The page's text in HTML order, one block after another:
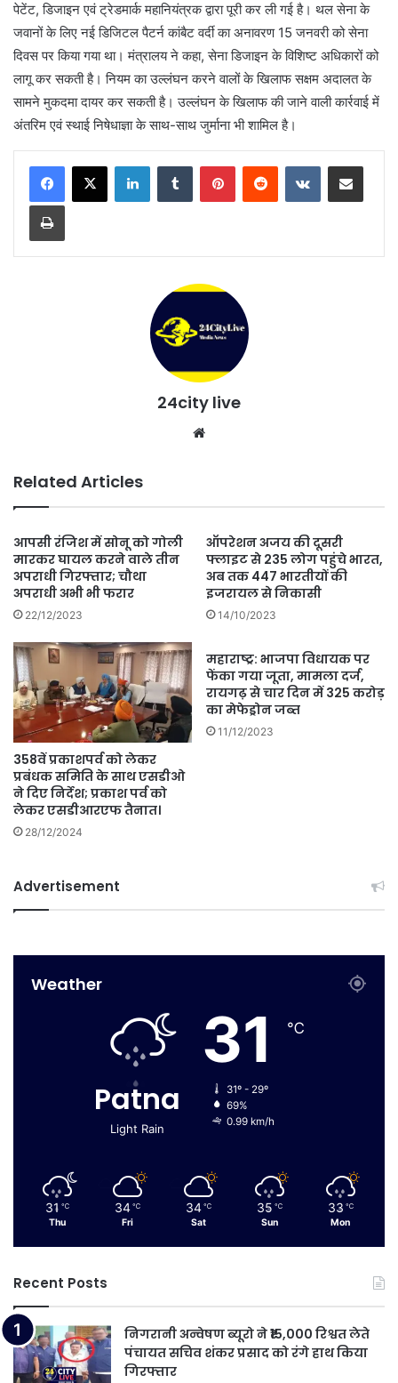
पेटेंट, डिजाइन एवं ट्रेडमार्क महानियंत्रक द्वारा पूरी कर ली गई है। थल सेना के
जवानों के लिए नई डिजिटल पैटर्न कांबैट वर्दी का अनावरण 15 जनवरी को सेना
दिवस पर किया गया था। मंत्रालय ने कहा, सेना डिजाइन के विशिष्ट अधिकारों को
लागू कर सकती है। नियम का उल्लंघन करने वालों के खिलाफ सक्षम अदालत के
सामने मुकदमा दायर कर सकती है। उल्लंघन के खिलाफ की जाने वाली कार्रवाई में
अंतरिम एवं स्थाई निषेधाज्ञा के साथ-साथ जुर्माना भी शामिल है।
LinkedInTumblr PinterestReddit VKontakteShare via Email
Print
24city live
Related Articles
आपसी रंजिश में सोनू को गोली
मारकर घायल करने वाले तीन
अपराधी गिरफ्तार; चौथा
अपराधी अभी भी फरार
22/12/2023
ऑपरेशन अजय की दूसरी
फ्लाइट से 235 लोग पहुंचे भारत,
अब तक 447 भारतीयों की
इजरायल से निकासी
14/10/2023
358वें प्रकाशपर्व को लेकर
प्रबंधक समिति के साथ एसडीओ
ने दिए निर्देश; प्रकाश पर्व को
लेकर एसडीआरएफ तैनात।
28/12/2024
महाराष्ट्र: भाजपा विधायक पर
फेंका गया जूता, मामला दर्ज,
रायगढ़ से चार दिन में 325 करोड़
का मेफेड्रोन जब्त
11/12/2023
Advertisement
Weather
Patna
Light Rain
31 ℃
31º - 29º
69%
0.99 km/h
31 ℃
Thu
34 ℃
Fri
34 ℃
Sat
35 ℃
Sun
33 ℃
Mon
Recent Posts
निगरानी अन्वेषण ब्यूरो ने ₹15,000 रिश्वत लेते
पंचायत सचिव शंकर प्रसाद को रंगे हाथ किया
गिरफ्तार